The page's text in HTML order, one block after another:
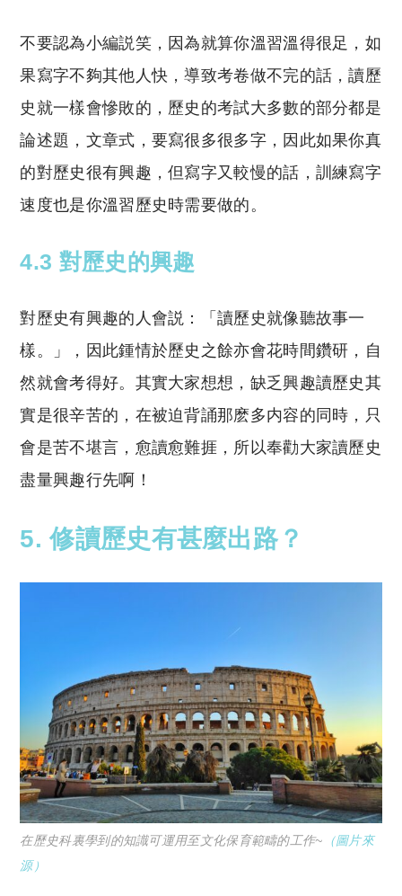
不要認為小編説笑，因為就算你溫習溫得很足，如
果寫字不夠其他人快，導致考卷做不完的話，讀歷
史就一樣會慘敗的，歷史的考試大多數的部分都是
論述題，文章式，要寫很多很多字，因此如果你真
的對歷史很有興趣，但寫字又較慢的話，訓練寫字
速度也是你溫習歷史時需要做的。
4.3 對歷史的興趣
對歷史有興趣的人會説：「讀歷史就像聽故事一
樣。」，因此鍾情於歷史之餘亦會花時間鑽研，自
然就會考得好。其實大家想想，缺乏興趣讀歷史其
實是很辛苦的，在被迫背誦那麽多内容的同時，只
會是苦不堪言，愈讀愈難捱，所以奉勸大家讀歷史
盡量興趣行先啊！
5. 修讀歷史有甚麼出路？
在歷史科裏學到的知識可運用至文化保育範疇的工作~ （圖片來
源）